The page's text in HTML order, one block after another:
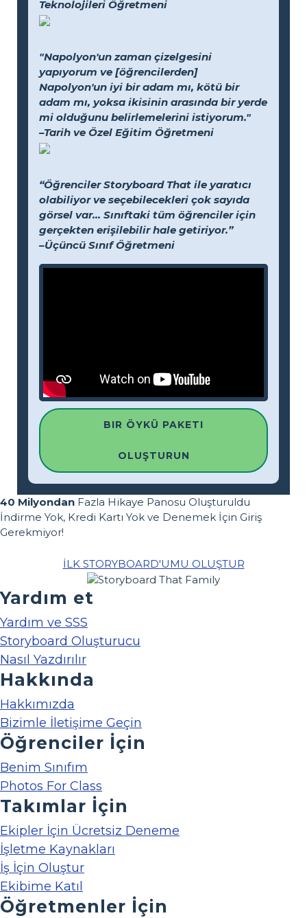
Teknolojileri Öğretmeni
"Napolyon'un zaman çizelgesini
yapıyorum ve [öğrencilerden]
Napolyon'un iyi bir adam mı, kötü bir
adam mı, yoksa ikisinin arasında bir yerde
mi olduğunu belirlemelerini istiyorum."
–Tarih ve Özel Eğitim Öğretmeni
“Öğrenciler Storyboard That ile yaratıcı
olabiliyor ve seçebilecekleri çok sayıda
görsel var... Sınıftaki tüm öğrenciler için
gerçekten erişilebilir hale getiriyor.”
–Üçüncü Sınıf Öğretmeni
BIR ÖYKÜ PAKETI
OLUŞTURUN
40 Milyondan Fazla Hikaye Panosu Oluşturuldu
İndirme Yok, Kredi Kartı Yok ve Denemek İçin Giriş
Gerekmiyor!
İLK STORYBOARD'UMU OLUŞTUR
Yardım et
Yardım ve SSS
Storyboard Oluşturucu
Nasıl Yazdırılır
Hakkında
Hakkımızda
Bizimle İletişime Geçin
Öğrenciler İçin
Benim Sınıfım
Photos For Class
Takımlar İçin
Ekipler İçin Ücretsiz Deneme
İşletme Kaynakları
İş İçin Oluştur
Ekibime Katıl
Öğretmenler İçin